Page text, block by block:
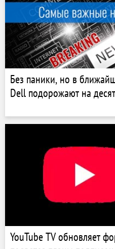
Без паники, но в
Dell подорожают на
YouTube TV обновляет